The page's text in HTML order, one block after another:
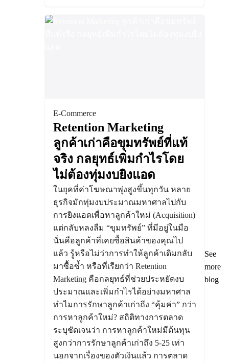
E-Commerce
Retention Marketing
ลูกค้าเก่าคือขุมทรัพย์ที่แท้
จริง กลยุทธ์เพิ่มกำไรโดย
ไม่ต้องทุ่มงบยิงแอด
ในยุคที่ค่าโฆษณาพุ่งสูงขึ้นทุกวัน หลาย
ธุรกิจมักทุ่มงบประมาณมหาศาลไปกับ
การยิงแอดเพื่อหาลูกค้าใหม่ (Acquisition)
แต่กลับหลงลืม “ขุมทรัพย์” ที่มีอยู่ในมือ
นั่นคือลูกค้าที่เคยซื้อสินค้าของคุณไป
แล้ว รู้หรือไม่ว่าการทำให้ลูกค้าเดิมกลับ
มาซื้อซ้ำ หรือที่เรียกว่า Retention
Marketing คือกลยุทธ์ที่ช่วยประหยัดงบ
ประมาณและเพิ่มกำไรได้อย่างมหาศาล
ทำไมการรักษาลูกค้าเก่าถึง “คุ้มค่า” กว่า
การหาลูกค้าใหม่? สถิติทางการตลาด
ระบุชัดเจนว่า การหาลูกค้าใหม่มีต้นทุน
สูงกว่าการรักษาลูกค้าเก่าถึง 5-25 เท่า
นอกจากเรื่องของตัวเงินแล้ว การตลาด
See
more
blog